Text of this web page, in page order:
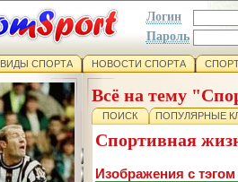
Логин
Пароль
ВИДЫ СПОРТА НОВОСТИ СПОРТА
Всё на тему
ПОИСК ПОПУЛЯРНЫЕ
Спортивная
Изображения с